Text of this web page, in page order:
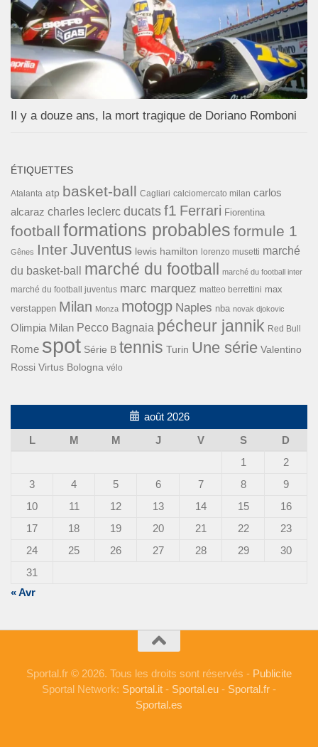
Il y a douze ans, la mort tragique de Doriano Romboni
ÉTIQUETTES
Atalanta atp basket-ball Cagliari calciomercato milan carlos
alcaraz charles leclerc ducats f1 Ferrari Fiorentina
football formations probables formule 1
Gênes InterJuventus lewis hamilton lorenzo musetti marché
du basket-ball
marché du football marché du football inter
marché du football juventus marc marquez matteo berrettini max
verstappen Milan Monza motogp Naples nba novak djokovic
Olimpia Milan Pecco Bagnaia pécheur jannik Red Bull
Rome spot Série B tennis Turin Une série Valentino
Rossi Virtus Bologna vélo
août 2026
L
M M J V S
D
1
2
3
4 5 6 7 8
9
10
11 12 13 14 15
16
17
18 19 20 21 22
23
24
25 26 27 28 29
30
31
« Avr
Sportal.fr © 2026. Tous les droits sont réservés - Publicite
Sportal Network: Sportal.it - Sportal.eu - Sportal.fr -
Sportal.es